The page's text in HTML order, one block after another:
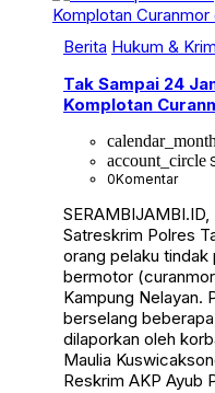
Berita Hukum &
Tak Sampai 24
Komplotan
account_circle
0Komentar
Satreskrim Polres
orang pelaku tindak
bermotor
Kampung Nelayan.
berselang
dilaporkan oleh
Maulia
Reskrim AKP Ayub